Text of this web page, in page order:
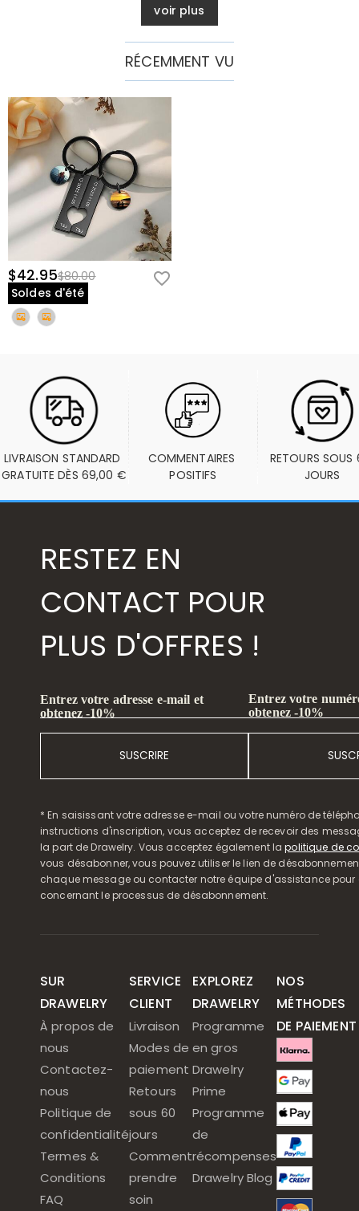
Comment entretenir les charms photo ?
prolongée du soleil pour préserver l'éclat des couleurs.
Essuyez doucement avec un chiffon doux si nécessaire. Les
minimal.
Célébrez Votre Connexion
Commandez votre set de porte-clés personnalisé pour couple
aujourd'hui et emportez votre histoire d'amour avec vous, une clé à
la fois. Que ce soit pour un anniversaire, des fiançailles ou un
cadeau qui dit simplement "Je pense à toi", ce set transforme les
moments quotidiens en souvenirs significatifs.
Informations de base
Matériau:Cuivre
voir plus
RÉCEMMENT VU
$42.95$80.00
Soldes d'été
LIVRAISON STANDARD
GRATUITE DÈS 69,00 €
COMMENTAIRES
POSITIFS
RETOURS SOUS
JOURS
RESTEZ EN
CONTACT POUR
PLUS D'OFFRES !
Entrez votre adresse e-mail et
obtenez -10%
SUSCRIRE
Entrez votre
obtenez -10%
* En saisissant votre adresse e-mail ou votre numéro de
instructions d'inscription, vous acceptez de recevoir des
la part de Drawelry. Vous acceptez également lapolitique de
vous désabonner, vous pouvez utiliser le lien de
chaque message ou contacter notre équipe d'assistance pour
concernant le processus de désabonnement.
SUR
DRAWELRY
À propos de
nous
Contactez-
nous
Politique de
confidentialité
Termes &
Conditions
FAQ
SERVICE
CLIENT
Livraison
Modes de
paiement
Retours
sous 60
jours
Comment
prendre
soin
EXPLOREZ
DRAWELRY
Programme
en gros
Drawelry
Prime
Programme
de
récompenses
Drawelry Blog
NOS
MÉTHODES
DE PAIEMENT